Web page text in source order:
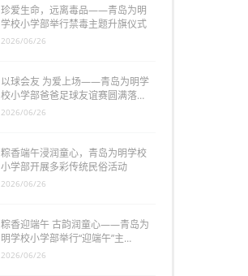
珍爱生命，远离毒品——青岛为明
学校小学部举行禁毒主题升旗仪式
2026/06/26
以球会友 为爱上场——青岛为明学
校小学部爸爸足球友谊赛圆满落…
2026/06/26
粽香端午浸润童心，青岛为明学校
小学部开展多彩传统民俗活动
2026/06/26
粽香迎端午 古韵润童心——青岛为
明学校小学部举行“迎端午”主…
2026/06/26